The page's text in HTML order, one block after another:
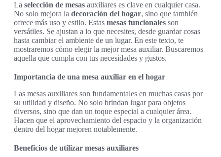
La selección de mesas auxiliares es clave en cualquier casa.
No solo mejora la decoración del hogar, sino que también
ofrece más uso y estilo. Estas mesas funcionales son
versátiles. Se ajustan a lo que necesites, desde guardar cosas
hasta cambiar el ambiente de un lugar. En este texto, te
mostraremos cómo elegir la mejor mesa auxiliar. Buscaremos
aquella que cumpla con tus necesidades y gustos.
Importancia de una mesa auxiliar en el hogar
Las mesas auxiliares son fundamentales en muchas casas por
su utilidad y diseño. No solo brindan lugar para objetos
diversos, sino que dan un toque especial a cualquier área.
Hacen que el aprovechamiento del espacio y la organización
dentro del hogar mejoren notablemente.
Beneficios de utilizar mesas auxiliares